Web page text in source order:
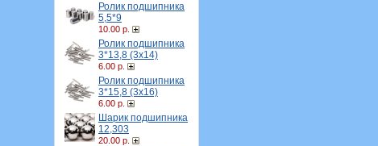
Ролик подшипника
5,5*9
10.00 р.
Ролик подшипника
3*13,8 (3х14)
6.00 р.
Ролик подшипника
3*15,8 (3х16)
6.00 р.
Шарик подшипника
12,303
20.00 р.